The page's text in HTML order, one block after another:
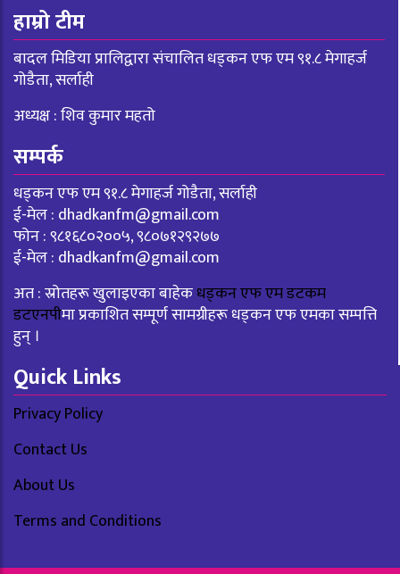
हाम्रो टीम
बादल मिडिया प्रालिद्वारा संचालित धड्कन एफ एम ९१.८ मेगाहर्ज
गोडैता, सर्लाही
अध्यक्ष : शिव कुमार महतो
सम्पर्क
धड्कन एफ एम ९१.८ मेगाहर्ज गोडैता, सर्लाही
ई-मेल : dhadkanfm@gmail.com
फोन : ९८१६८०२००५, ९८०७१२९२७७
ई-मेल : dhadkanfm@gmail.com
अत : स्रोतहरू खुलाइएका बाहेकधड्कन एफ एम डटकम
डटएनपीमा प्रकाशित सम्पूर्ण सामग्रीहरू धड्कन एफ एमका सम्पत्ति
हुन् ।
Quick Links
Privacy Policy
Contact Us
About Us
Terms and Conditions